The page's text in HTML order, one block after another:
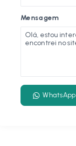
Mensagem
WhatsApp